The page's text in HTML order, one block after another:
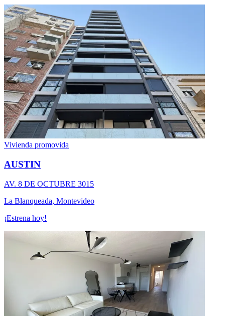
Vivienda promovida
AUSTIN
AV. 8 DE OCTUBRE 3015
La Blanqueada, Montevideo
¡Estrena hoy!